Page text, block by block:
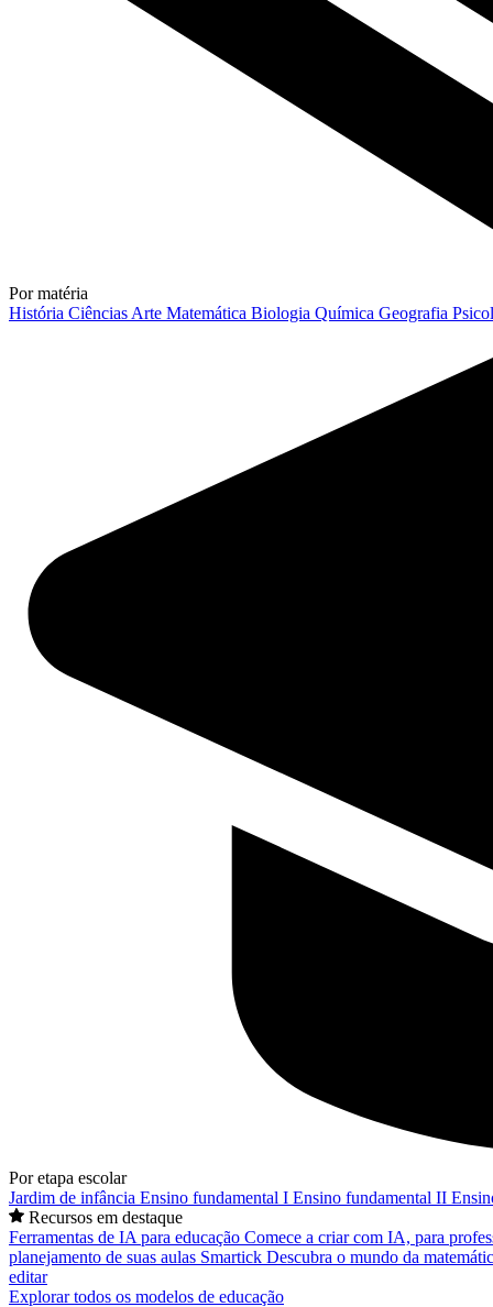
Por matéria
História Ciências Arte Matemática Biologia Química Geografia
Por etapa escolar
Jardim de infância Ensino fundamental I Ensino fundamental II
Recursos em destaque
Ferramentas de IA para educação Comece a criar com IA, para
planejamento de suas aulas Smartick Descubra o mundo da
editar
Explorar todos os modelos de educação